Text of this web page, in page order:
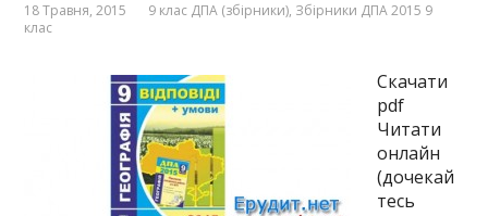
18 Травня, 2015 9 клас ДПА (збірники), Збірники ДПА 2015 9
клас
Скачати
pdf
Читати
онлайн
(дочекай
тесь